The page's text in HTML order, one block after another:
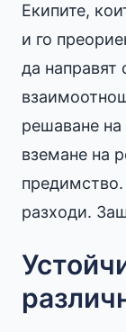
Екипите,
и го
да направят
решаване
вземане на
разходи.